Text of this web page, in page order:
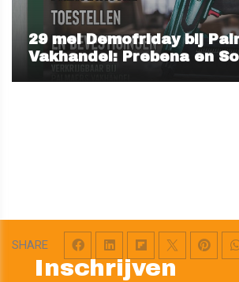
SHARE
29 mei Demofriday bij
Vakhandel: Prebena en
Inschrijven